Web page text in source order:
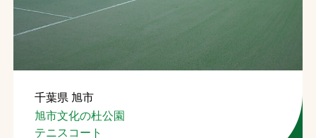
千葉県 旭市
旭市文化の杜公園
テニスコート